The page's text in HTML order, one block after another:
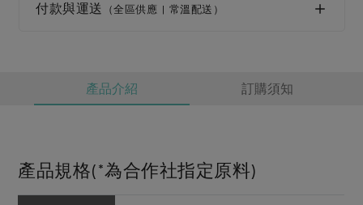
社務會議 地區活動
付款與運送 （全區供應 | 常溫配送）
產品介紹 訂購須知
產品規格(*為合作社指定原料)